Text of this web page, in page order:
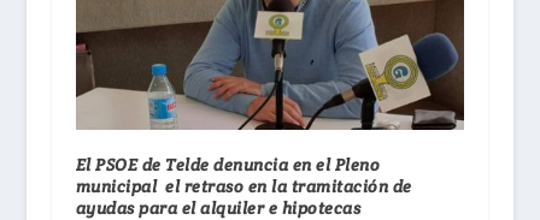
El PSOE de Telde denuncia en el Pleno
municipal el retraso en la tramitación de
ayudas para el alquiler e hipotecas